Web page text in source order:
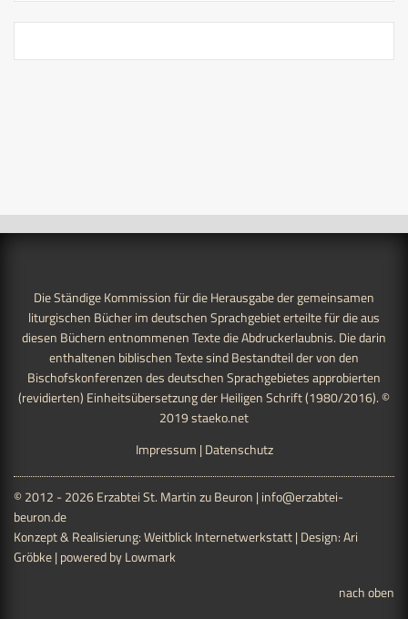
Die Ständige Kommission für die Herausgabe der gemeinsamen
liturgischen Bücher im deutschen Sprachgebiet erteilte für die aus
diesen Büchern entnommenen Texte die Abdruckerlaubnis. Die darin
enthaltenen biblischen Texte sind Bestandteil der von den
Bischofskonferenzen des deutschen Sprachgebietes approbierten
(revidierten) Einheitsübersetzung der Heiligen Schrift (1980/2016). ©
2019staeko.net
Impressum | Datenschutz
© 2012 - 2026 Erzabtei St. Martin zu Beuron | info@erzabtei-
beuron.de
Konzept & Realisierung:Weitblick Internetwerkstatt| Design:Ari
Gröbke| powered byLowmark
nach oben